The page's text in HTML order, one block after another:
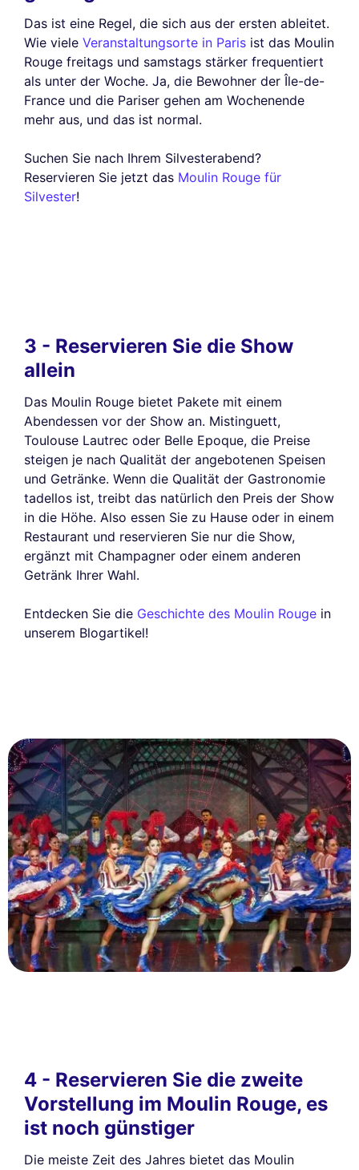
Das ist eine Regel, die sich aus der ersten ableitet.
Wie viele Veranstaltungsorte in Paris ist das Moulin
Rouge freitags und samstags stärker frequentiert
als unter der Woche. Ja, die Bewohner der Île-de-
France und die Pariser gehen am Wochenende
mehr aus, und das ist normal.
Suchen Sie nach Ihrem Silvesterabend?
Reservieren Sie jetzt das Moulin Rouge für
Silvester!
3 - Reservieren Sie die Show
allein
Das Moulin Rouge bietet Pakete mit einem
Abendessen vor der Show an. Mistinguett,
Toulouse Lautrec oder Belle Epoque, die Preise
steigen je nach Qualität der angebotenen Speisen
und Getränke. Wenn die Qualität der Gastronomie
tadellos ist, treibt das natürlich den Preis der Show
in die Höhe. Also essen Sie zu Hause oder in einem
Restaurant und reservieren Sie nur die Show,
ergänzt mit Champagner oder einem anderen
Getränk Ihrer Wahl.
Entdecken Sie die Geschichte des Moulin Rouge in
unserem Blogartikel!
4 - Reservieren Sie die zweite
Vorstellung im Moulin Rouge, es
ist noch günstiger
Die meiste Zeit des Jahres bietet das Moulin